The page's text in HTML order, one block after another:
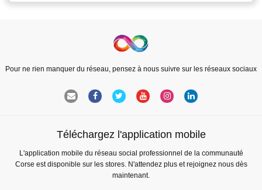
Pour ne rien manquer du réseau, pensez à nous suivre sur les réseaux sociaux
Téléchargez l'application mobile
L'application mobile du réseau social professionnel de la communauté
Corse est disponible sur les stores. N'attendez plus et rejoignez nous dès
maintenant.